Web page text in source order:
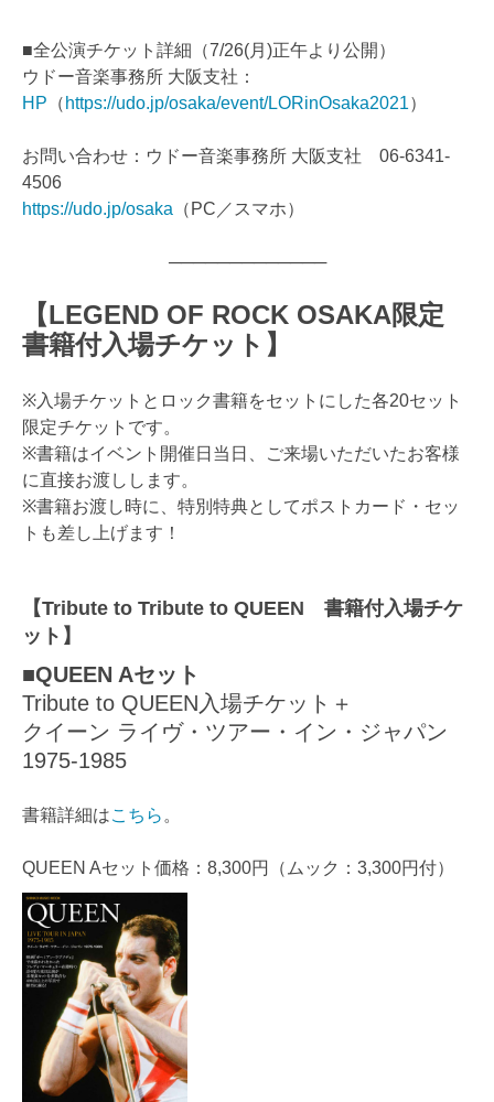
■全公演チケット詳細（7/26(月)正午より公開）
ウドー音楽事務所 大阪支社：
HP （ https://udo.jp/osaka/event/LORinOsaka2021）
お問い合わせ：ウドー音楽事務所 大阪支社 06-6341-
4506
https://udo.jp/osaka （PC／スマホ）
─────────────
【LEGEND OF ROCK OSAKA限定
書籍付入場チケット】
※入場チケットとロック書籍をセットにした各20セット
限定チケットです。
※書籍はイベント開催日当日、ご来場いただいたお客様
に直接お渡しします。
※書籍お渡し時に、特別特典としてポストカード・セッ
トも差し上げます！
【Tribute to Tribute to QUEEN 書籍付入場チケ
ット】
■QUEEN Aセット
Tribute to QUEEN入場チケット＋
クイーン ライヴ・ツアー・イン・ジャパン
1975-1985
書籍詳細はこちら 。
QUEEN Aセット価格：8,300円（ムック：3,300円付）